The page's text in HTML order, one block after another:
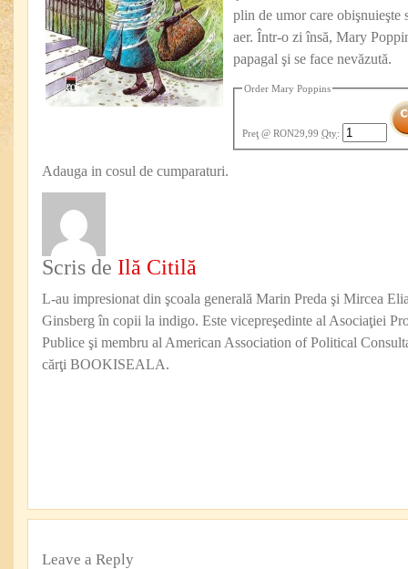
plin de umor care obişnuieşte
aer. Într-o zi însă, Mary
papagal şi se face nevăzută.
Order Mary Poppins
Preţ @ RON29,99 Qty:
Adauga in cosul de cumparaturi.
Scris de Ilă Citilă
L-au impresionat din şcoala generală Marin Preda şi Mircea
Ginsberg în copii la indigo. Este vicepreşedinte al Asociaţiei
Publice şi membru al American Association of Political
cărţi BOOKISEALA.
Leave a Reply